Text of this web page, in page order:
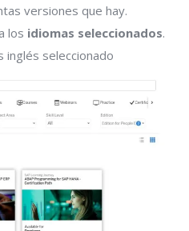
versiones que hay.
los idiomas seleccionados.
inglés seleccionado